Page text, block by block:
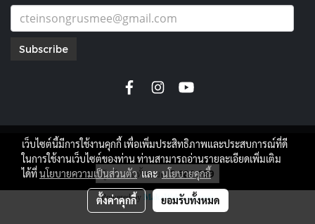
Subscribe
copyright by
ผู้เข้าชมทั้งหมด7,686,699
Powered by MakeWebEasy.com
เว็บไซต์นี้มีการใช้งานคุกกี้ เพื่อเพิ่มประสิทธิภาพและประสบการณ์ที่ดี
ในการใช้งานเว็บไซต์ของท่าน ท่านสามารถอ่านรายละเอียดเพิ่มเติม
ได้ที่นโยบายความเป็นส่วนตัวและนโยบายคุกกี้
ตั้งค่าคุกกี้ ยอมรับทั้งหมด